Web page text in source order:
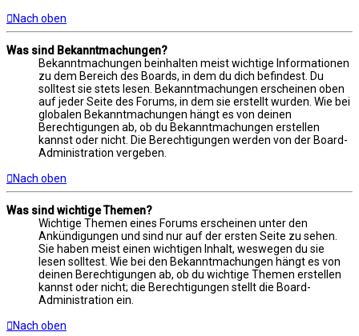
Nach oben
Was sind Bekanntmachungen?
Bekanntmachungen beinhalten meist wichtige Informationen
zu dem Bereich des Boards, in dem du dich befindest. Du
solltest sie stets lesen. Bekanntmachungen erscheinen oben
auf jeder Seite des Forums, in dem sie erstellt wurden. Wie bei
globalen Bekanntmachungen hängt es von deinen
Berechtigungen ab, ob du Bekanntmachungen erstellen
kannst oder nicht. Die Berechtigungen werden von der Board-
Administration vergeben.
Nach oben
Was sind wichtige Themen?
Wichtige Themen eines Forums erscheinen unter den
Ankündigungen und sind nur auf der ersten Seite zu sehen.
Sie haben meist einen wichtigen Inhalt, weswegen du sie
lesen solltest. Wie bei den Bekanntmachungen hängt es von
deinen Berechtigungen ab, ob du wichtige Themen erstellen
kannst oder nicht; die Berechtigungen stellt die Board-
Administration ein.
Nach oben